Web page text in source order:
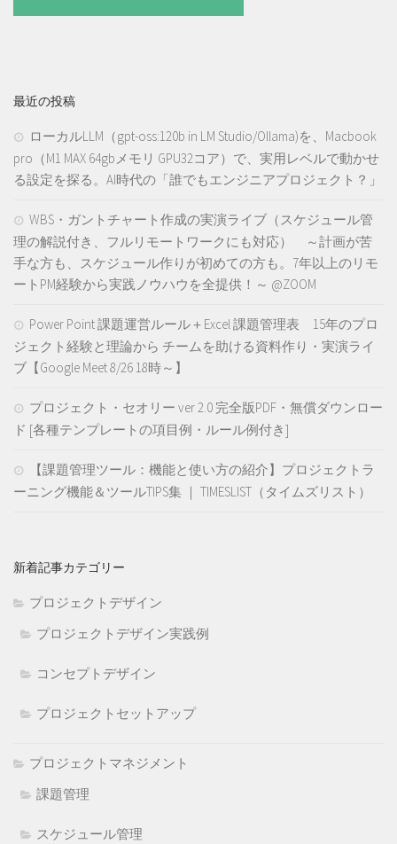
最近の投稿
ローカルLLM（gpt-oss:120b in LM Studio/Ollama)を、Macbook
pro（M1 MAX 64gbメモリ GPU32コア）で、実用レベルで動かせ
る設定を探る。AI時代の「誰でもエンジニアプロジェクト？」
WBS・ガントチャート作成の実演ライブ（スケジュール管
理の解説付き、フルリモートワークにも対応） ～計画が苦
手な方も、スケジュール作りが初めての方も。7年以上のリモ
ートPM経験から実践ノウハウを全提供！～ @ZOOM
Power Point 課題運営ルール＋Excel 課題管理表 15年のプロ
ジェクト経験と理論から チームを助ける資料作り・実演ライ
ブ【Google Meet 8/26 18時～】
プロジェクト・セオリー ver 2.0 完全版PDF・無償ダウンロー
ド [各種テンプレートの項目例・ルール例付き]
【課題管理ツール：機能と使い方の紹介】プロジェクトラ
ーニング機能＆ツールTIPS集 ｜ TIMESLIST（タイムズリスト）
新着記事カテゴリー
プロジェクトデザイン
プロジェクトデザイン実践例
コンセプトデザイン
プロジェクトセットアップ
プロジェクトマネジメント
課題管理
スケジュール管理